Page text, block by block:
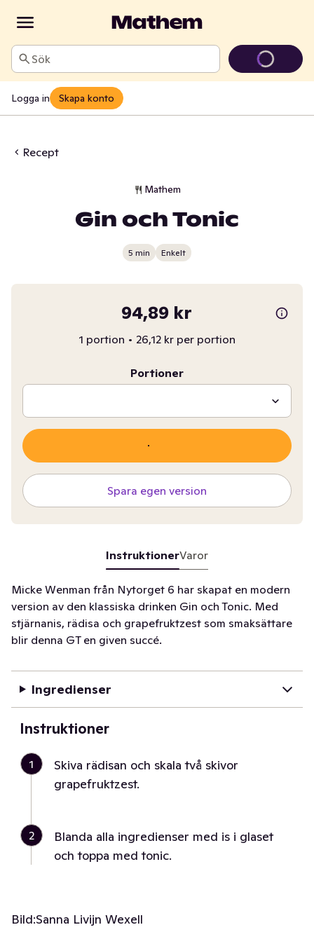
Sök
Logga in Skapa konto
Recept
Mathem
Gin och Tonic
5 min Enkelt
94,89 kr
1 portion • 26,12 kr per portion
Portioner
Spara egen version
InstruktionerVaror
Micke Wenman från Nytorget 6 har skapat en modern
version av den klassiska drinken Gin och Tonic. Med
stjärnanis, rädisa och grapefruktzest som smaksättare
blir denna GT en given succé.
Ingredienser
Instruktioner
1
Skiva rädisan och skala två skivor
grapefruktzest.
2
Blanda alla ingredienser med is i glaset
och toppa med tonic.
Bild:Sanna Livijn Wexell